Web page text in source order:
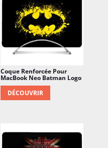
Coque Renforcée Pour
MacBook Neo Batman Logo
DÉCOUVRIR